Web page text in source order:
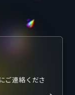
ご連絡くださ